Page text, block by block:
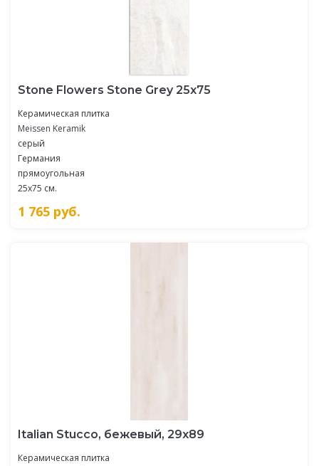
Stone Flowers Stone Grey 25х75
Керамическая плитка
Meissen Keramik
серый
Германия
прямоугольная
25x75 см.
1 765 руб.
Italian Stucco, бежевый, 29x89
Керамическая плитка